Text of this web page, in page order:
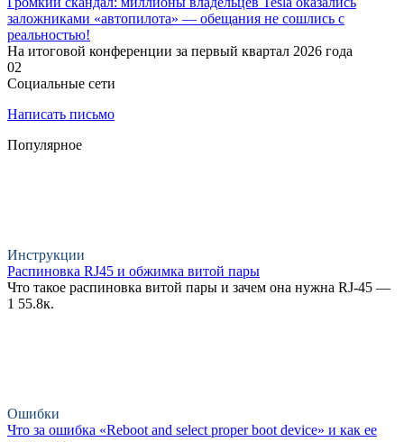
заложниками «автопилота» — обещания не сошлись с
реальностью!
На итоговой конференции за первый квартал 2026 года
02
Социальные сети
Написать письмо
Популярное
Инструкции
Распиновка RJ45 и обжимка витой пары
Что такое распиновка витой пары и зачем она нужна RJ-45 —
1 55.8к.
Ошибки
Что за ошибка «Reboot and select proper boot device» и как ее